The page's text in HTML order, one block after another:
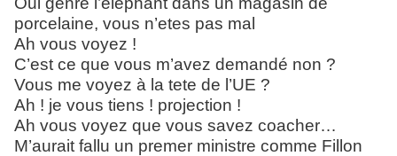
porcelaine, vous n’etes pas mal
Ah vous voyez !
C’est ce que vous m’avez demandé non ?
Vous me voyez à la tete de l’UE ?
Ah ! je vous tiens ! projection !
Ah vous voyez que vous savez coacher…
M’aurait fallu un premer ministre comme Fillon